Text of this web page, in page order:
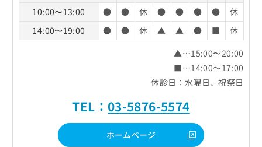
10:00〜13:00
● ● 休 ● ● ● ●
休
14:00〜19:00
● ● 休 ▲ ▲ ● ■
休
▲…15:00〜20:00
■…14:00～17:00
休診日：水曜日、祝祭日
TEL： 03-5876-5574
ホームページ